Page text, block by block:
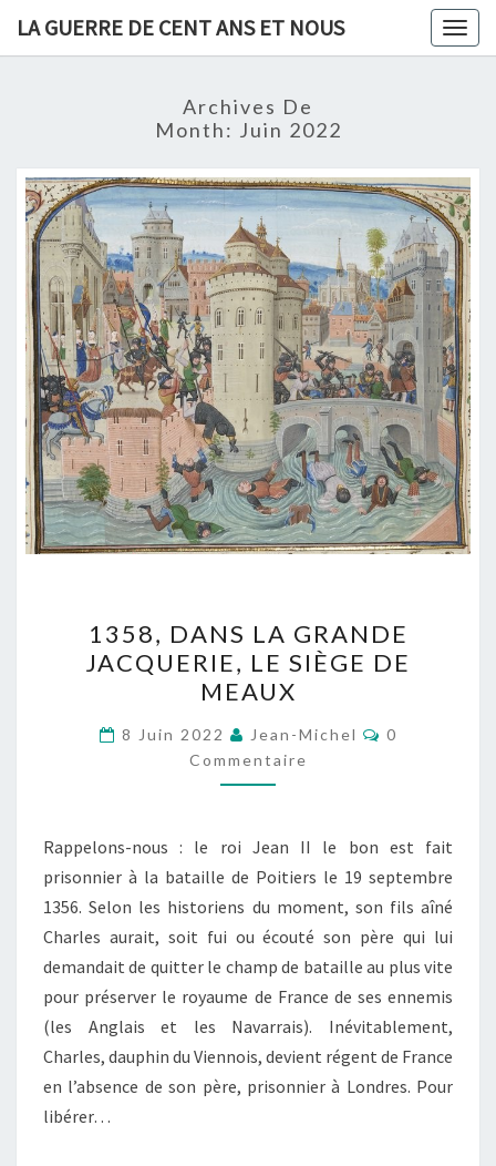
LA GUERRE DE CENT ANS ET NOUS
Archives De
Month: Juin 2022
DANS
LA
GRANDE
JACQUERIE,
LE
SIÈGE
MEAUX
1358, DANS LA GRANDE
JACQUERIE, LE SIÈGE DE
MEAUX
8 Juin 2022 Jean-Michel
0
Commentaire
Rappelons-nous : le roi Jean II le bon est fait
prisonnier à la bataille de Poitiers le 19 septembre
1356. Selon les historiens du moment, son fils aîné
Charles aurait, soit fui ou écouté son père qui lui
demandait de quitter le champ de bataille au plus vite
pour préserver le royaume de France de ses ennemis
(les Anglais et les Navarrais). Inévitablement,
Charles, dauphin du Viennois, devient régent de France
en l’absence de son père, prisonnier à Londres. Pour
libérer…